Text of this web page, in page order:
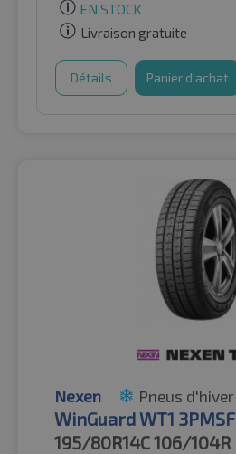
EN STOCK
Livraison gratuite
Détails Panier d'achat
Nexen Pneus d'hiver
WinGuard WT1 3PMSF
195/80R14C106/104R